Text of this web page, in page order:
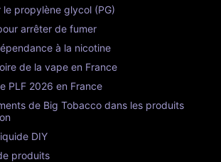
le propylène glycol (PG)
arrêter de fumer
à la nicotine
de la vape en France
PLF 2026 en France
de Big Tobacco dans les produits
DIY
produits